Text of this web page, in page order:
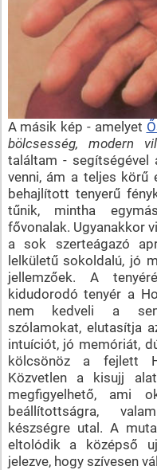
A másik kép - amelyet
bölcsesség, modern
találtam - segítségével
venni, ám a teljes körű
behajlított tenyerű
tűnik, mintha
fővonalak. Ugyanakkor
a sok szerteágazó
lelkületű sokoldalú, jó
jellemzőek. A
kidudorodó tenyér a
nem kedveli a
szólamokat, elutasítja
intuíciót, jó memóriát,
kölcsönöz a fejlett
Közvetlen a kisujj
megfigyelhető, ami
beállítottságra,
készségre utal. A
eltolódik a középső
jelezve, hogy szívesen